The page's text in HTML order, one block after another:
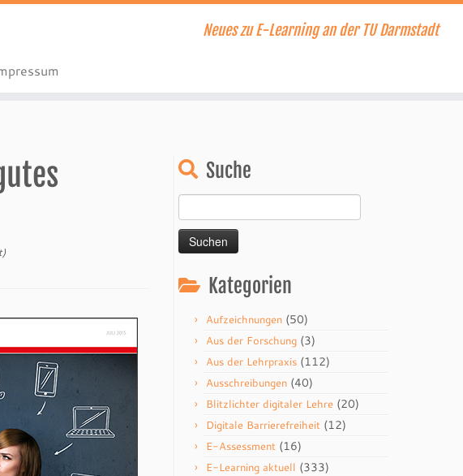
Neues zu E-Learning an der TU Darmstadt
Suche
nach:
Kategorien
Aufzeichnungen (50)
Aus der Forschung (3)
Aus der Lehrpraxis (112)
Ausschreibungen (40)
Blitzlichter digitaler Lehre (20)
Digitale Barrierefreiheit (12)
E-Assessment (16)
E-Learning aktuell (333)